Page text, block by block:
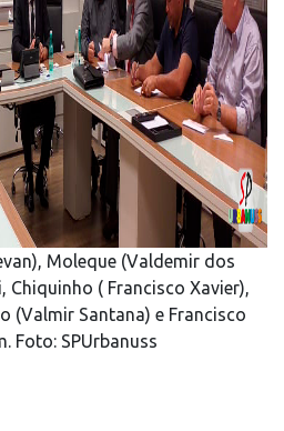
Moleque (Valdemir dos
Chiquinho ( Francisco Xavier),
(Valmir Santana) e Francisco
Foto: SPUrbanuss